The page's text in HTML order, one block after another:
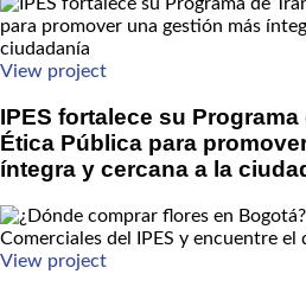
View project
IPES fortalece su
Ética Pública para
íntegra y cercana a la
View project